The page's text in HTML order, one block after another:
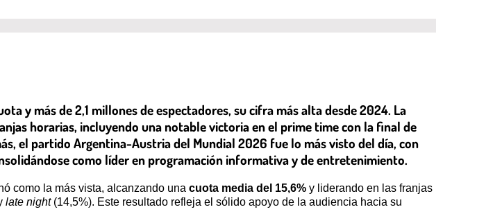
y más de 2,1 millones de espectadores, su cifra más alta desde 2024. La
horarias, incluyendo una notable victoria en el prime time con la final de
el partido Argentina-Austria del Mundial 2026 fue lo más visto del día, con
como líder en programación informativa y de entretenimiento.
como la más vista, alcanzando una cuota media del 15,6% y liderando en las franjas
late night(14,5%). Este resultado refleja el sólido apoyo de la audiencia hacia su